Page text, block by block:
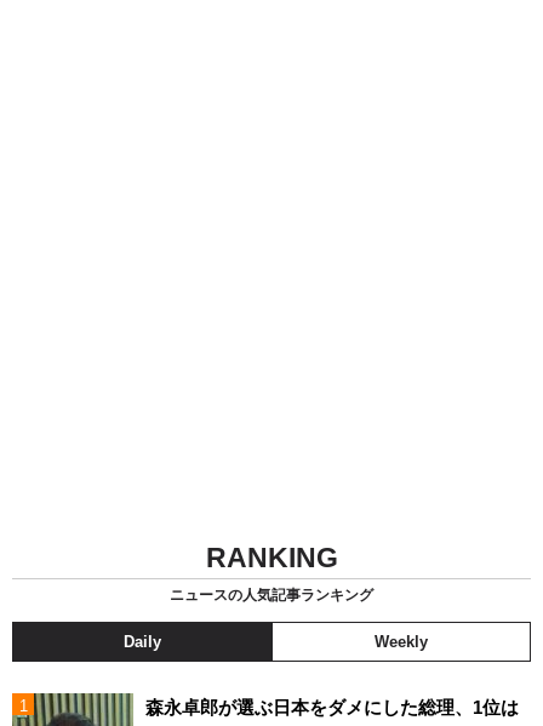
RANKING
ニュースの人気記事ランキング
Daily Weekly
森永卓郎が選ぶ日本をダメにした総理、1位は